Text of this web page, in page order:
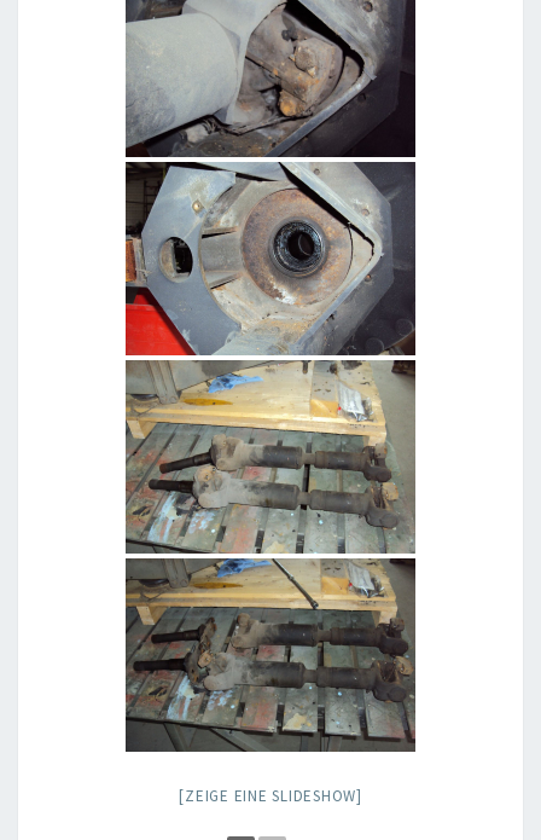
[ZEIGE EINE SLIDESHOW]